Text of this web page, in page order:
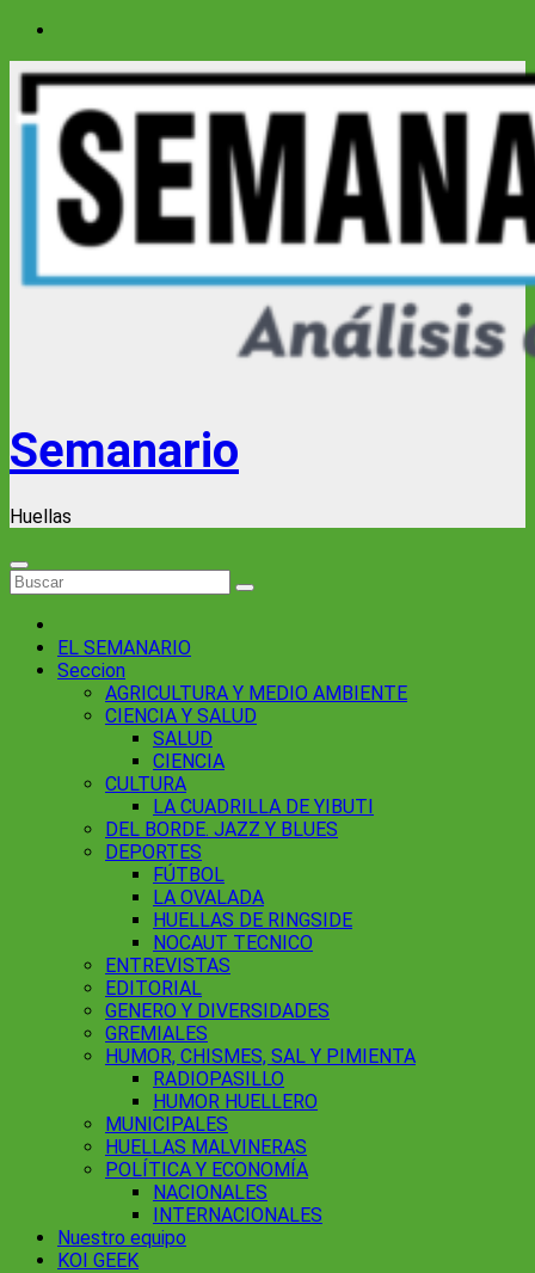
Saltar
contenido
Semanario
Huellas
EL SEMANARIO
Seccion
AGRICULTURA Y MEDIO AMBIENTE
CIENCIA Y SALUD
SALUD
CIENCIA
CULTURA
LA CUADRILLA DE YIBUTI
DEL BORDE. JAZZ Y BLUES
DEPORTES
FÚTBOL
LA OVALADA
HUELLAS DE RINGSIDE
NOCAUT TECNICO
ENTREVISTAS
EDITORIAL
GENERO Y DIVERSIDADES
GREMIALES
HUMOR, CHISMES, SAL Y PIMIENTA
RADIOPASILLO
HUMOR HUELLERO
MUNICIPALES
HUELLAS MALVINERAS
POLÍTICA Y ECONOMÍA
NACIONALES
INTERNACIONALES
Nuestro equipo
KOI GEEK